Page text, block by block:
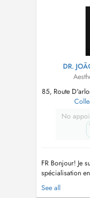
et fonctionnelle
couronnes en
DR.
85, Route
No
FR Bonjour! Je
spécialisation
Esthétique et
j'ai suivi
See all